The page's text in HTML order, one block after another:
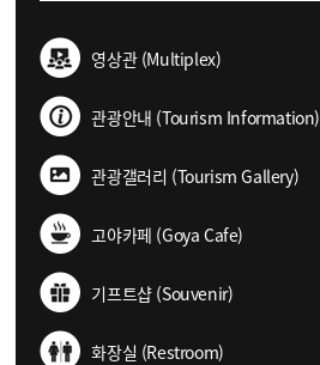
영상관 (Multiplex)
관광안내 (Tourism Information)
관광갤러리 (Tourism Gallery)
고야카페 (Goya Cafe)
기프트샵 (Souvenir)
화장실 (Restroom)